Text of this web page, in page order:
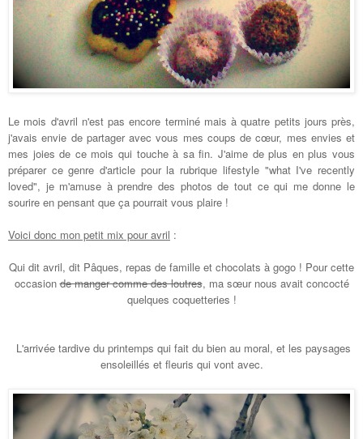
Le mois d'avril n'est pas encore terminé mais à quatre petits jours près,
j'avais envie de partager avec vous mes coups de cœur, mes envies et
mes joies de ce mois qui touche à sa fin. J'aime de plus en plus vous
préparer ce genre d'article pour la rubrique lifestyle "what I've recently
loved", je m'amuse à prendre des photos de tout ce qui me donne le
sourire en pensant que ça pourrait vous plaire !
Voici donc mon petit mix pouravril :
Qui dit avril, dit Pâques, repas de famille et chocolats à gogo ! Pour cette
occasionde manger comme des loutres, ma sœurnous avait concocté
quelques coquetteries !
L'arrivée tardive du printemps qui fait du bienau moral, et les paysages
ensoleillés et fleuris qui vont avec.